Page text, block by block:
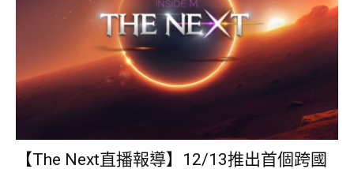
【The Next直播報導】12/13推出首個跨國